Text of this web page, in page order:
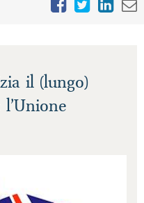
il (lungo)